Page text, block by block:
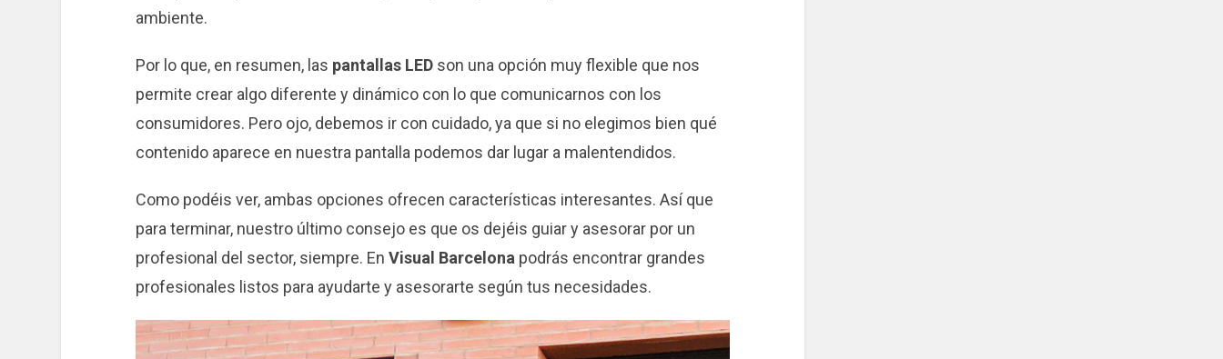
ambiente.
Por lo que, en resumen, las pantallas LEDson una opción muy flexible que nos
permite crear algo diferente y dinámico con lo que comunicarnos con los
consumidores. Pero ojo, debemos ir con cuidado, ya que si no elegimos bien qué
contenido aparece en nuestra pantalla podemos dar lugar a malentendidos.
Como podéis ver, ambas opciones ofrecen características interesantes. Así que
para terminar, nuestro último consejo es que os dejéis guiar y asesorar por un
profesional del sector, siempre. En Visual Barcelona podrás encontrar grandes
profesionales listos para ayudarte y asesorarte según tus necesidades.